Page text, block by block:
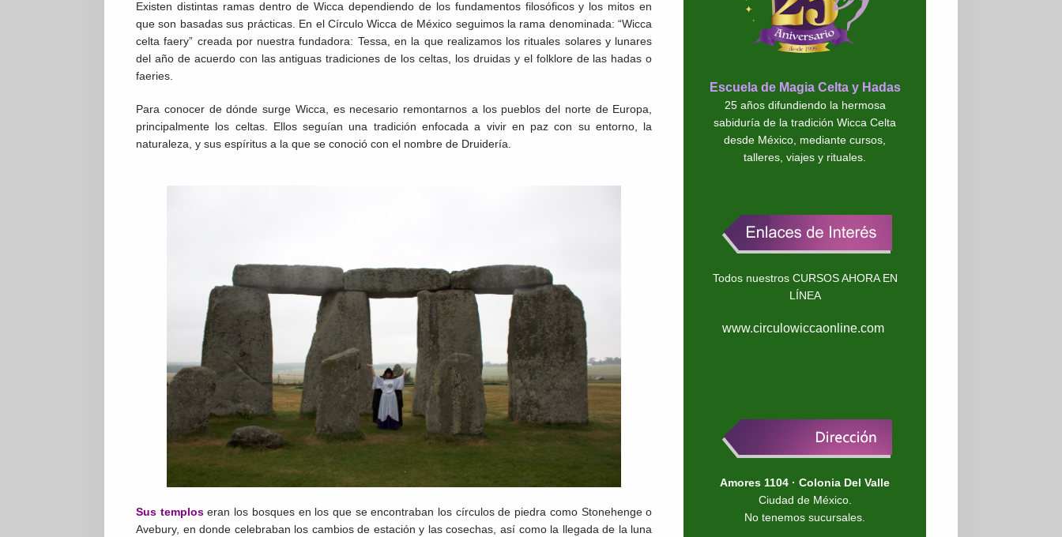
Existen distintas ramas dentro de Wicca dependiendo de los fundamentos filosóficos y los mitos en
que son basadas sus prácticas. En el Círculo Wicca de México seguimos la rama denominada: “Wicca
celta faery” creada por nuestra fundadora: Tessa, en la que realizamos los rituales solares y lunares
del año de acuerdo con las antiguas tradiciones de los celtas, los druidas y el folklore de las hadas o
faeries.
Para conocer de dónde surge Wicca, es necesario remontarnos a los pueblos del norte de Europa,
principalmente los celtas. Ellos seguían una tradición enfocada a vivir en paz con su entorno, la
naturaleza, y sus espíritus a la que se conoció con el nombre de Druidería.
Sus temploseran los bosques en los que se encontraban los círculos de piedra como Stonehenge o
Avebury, en donde celebraban los cambios de estación y las cosechas, así como la llegada de la luna
Escuela de Magia Celta y Hadas
25 años difundiendo la hermosa
sabiduría de la tradición Wicca Celta
desde México, mediante cursos,
talleres, viajes y rituales.
Todos nuestros CURSOS AHORA EN
LÍNEA
www.circulowiccaonline.com
Amores 1104 · Colonia Del Valle
Ciudad de México.
No tenemos sucursales.